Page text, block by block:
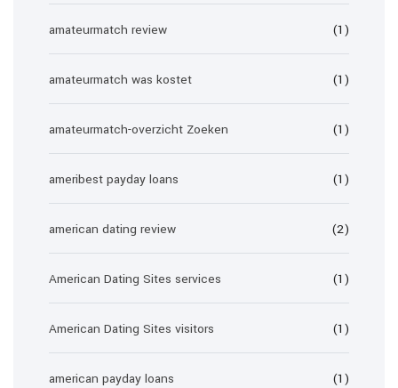
amateurmatch review (1)
amateurmatch was kostet (1)
amateurmatch-overzicht Zoeken (1)
ameribest payday loans (1)
american dating review (2)
American Dating Sites services (1)
American Dating Sites visitors (1)
american payday loans (1)